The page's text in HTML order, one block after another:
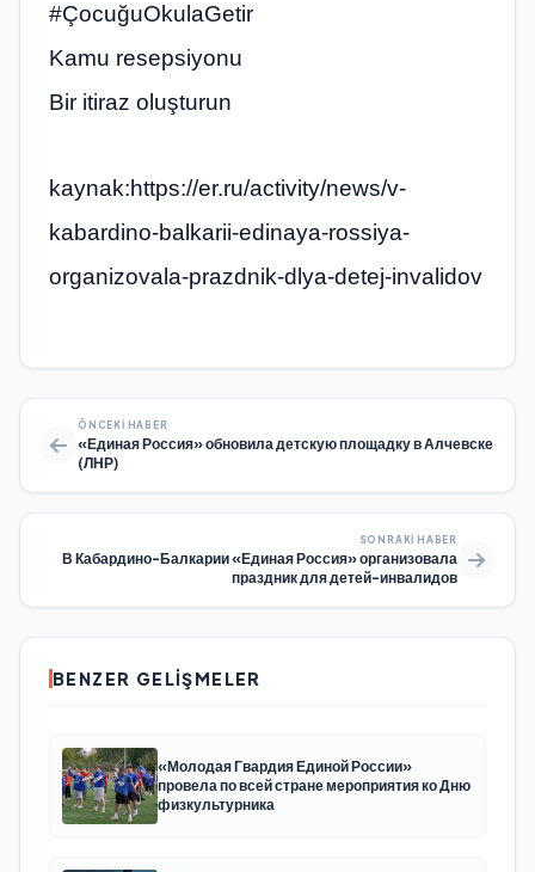
#ÇocuğuOkulaGetir
Kamu resepsiyonu
Bir itiraz oluşturun
kaynak:https://er.ru/activity/news/v-
kabardino-balkarii-edinaya-rossiya-
organizovala-prazdnik-dlya-detej-invalidov
ÖNCEKI HABER
«Единая Россия» обновила детскую площадку в Алчевске
(ЛНР)
SONRAKI HABER
В Кабардино-Балкарии «Единая Россия» организовала
праздник для детей-инвалидов
BENZER GELIŞMELER
«Молодая Гвардия Единой России»
провела по всей стране мероприятия ко Дню
физкультурника